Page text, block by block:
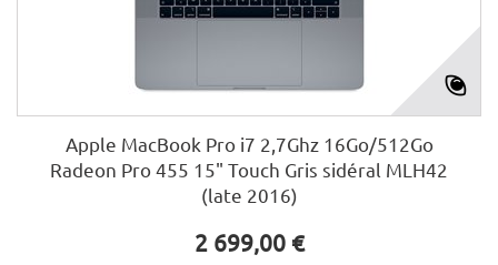
Apple MacBook Pro i7 2,7Ghz 16Go/512Go
Radeon Pro 455 15" Touch Gris sidéral MLH42
(late 2016)
2 699,00 €